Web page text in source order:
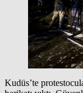
Kudüs’te